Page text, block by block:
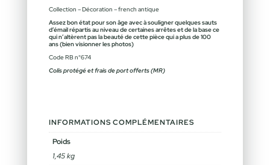
Collection – Décoration – french antique
Assez bon état pour son âge avec à souligner quelques sauts
d’émail répartis au niveau de certaines arrêtes et de la base ce
qui n’altèrent pas la beauté de cette pièce qui a plus de 100
ans (bien visionner les photos)
Code RB n°674
Colis protégé et frais de port offerts (MR)
INFORMATIONS COMPLÉMENTAIRES
Poids
1,45 kg